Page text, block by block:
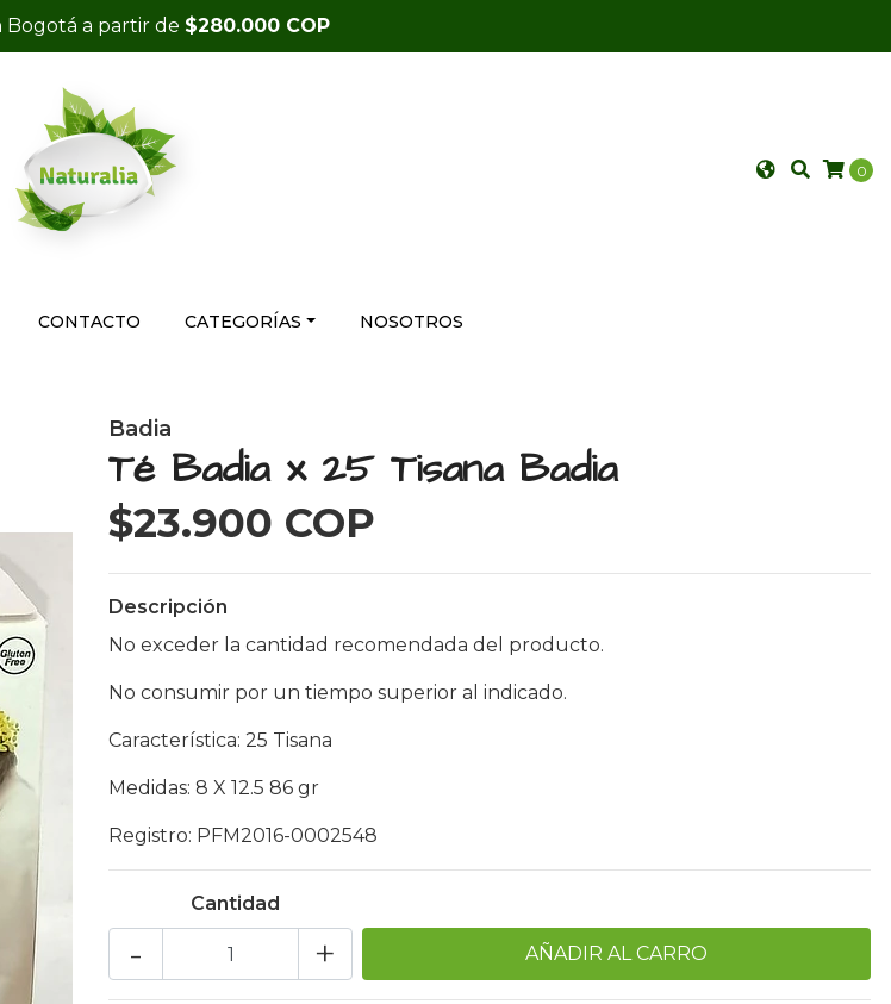
Bogotá a partir de $280.000 COP
0
CONTACTO CATEGORÍAS NOSOTROS
Badia
Té Badia x 25 Tisana Badia
$23.900 COP
Descripción
No exceder la cantidad recomendada del producto.
No consumir por un tiempo superior al indicado.
Característica: 25 Tisana
Medidas: 8 X 12.5 86 gr
Registro: PFM2016-0002548
Cantidad
+
-